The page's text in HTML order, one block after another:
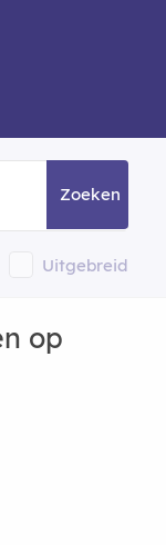
Zoeken
Uitgebreid
op